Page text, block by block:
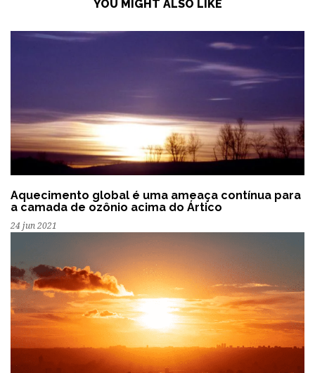
YOU MIGHT ALSO LIKE
Aquecimento global é uma ameaça contínua para
a camada de ozônio acima do Ártico
24 jun 2021